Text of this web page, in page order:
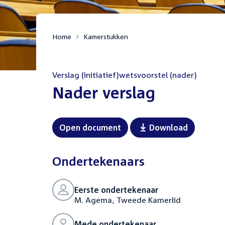
Home Kamerstukken
Verslag (initiatief)wetsvoorstel (nader)
:Nader verslag
Open document Download
Ondertekenaars
Eerste ondertekenaar
M. Agema, Tweede Kamerlid